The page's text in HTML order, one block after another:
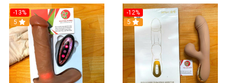
-13%
5
-12%
5